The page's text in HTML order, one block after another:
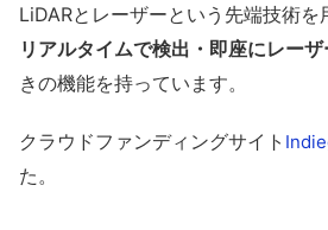
LiDARとレーザーという先端技術を
リアルタイムで検出・即座にレー
きの機能を持っています。
クラウドファンディングサイト
た。